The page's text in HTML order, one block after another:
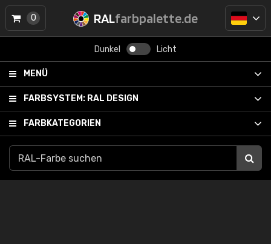
RALfarbpalette.de
Dunkel Licht
MENÜ
FARBSYSTEM: RAL DESIGN
FARBKATEGORIEN
0